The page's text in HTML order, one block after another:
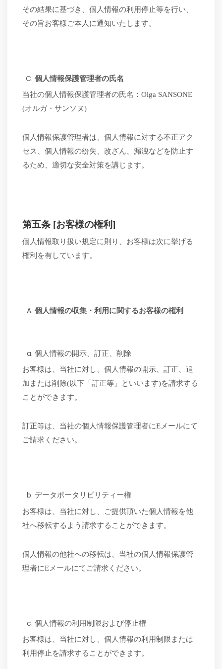
その結果に基づき、個人情報の利用停止等を行い、
その旨お客様ご本人に通知いたします。
個人情報保護管理者の氏名
当社の個人情報保護管理者の氏名： Olga SANSONE
(オルガ・サンソヌ)
個人情報保護管理者は、個人情報に対する不正アク
セス、個人情報の紛失、改ざん、漏洩などを防止す
るため、適切な安全対策を講じます。
第五条 [お客様の権利]
個人情報取り扱い規定に則り、お客様は次に挙げる
権利を有しています。
個人情報の収集・利用に関するお客様の権利
個人情報の開示、訂正、削除
お客様は、当社に対し、個人情報の開示、訂正、追
加または削除(以下「訂正等」といいます)を請求する
ことができます。
訂正等は、当社の個人情報保護管理者にEメールにて
ご請求ください。
データポータリビリティー権
お客様は、当社に対し、ご提供頂いた個人情報を他
社へ移転するよう請求することができます。
個人情報の他社への移転は、当社の個人情報保護管
理者にEメールにてご請求ください。
個人情報の利用制限および停止権
お客様は、当社に対し、個人情報の利用制限または
利用停止を請求することができます。